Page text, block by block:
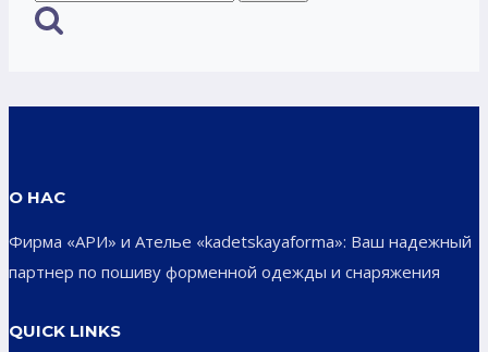
О НАС
Фирма «АРИ» и Ателье «kadetskayaforma»: Ваш надежный
партнер по пошиву форменной одежды и снаряжения
QUICK LINKS